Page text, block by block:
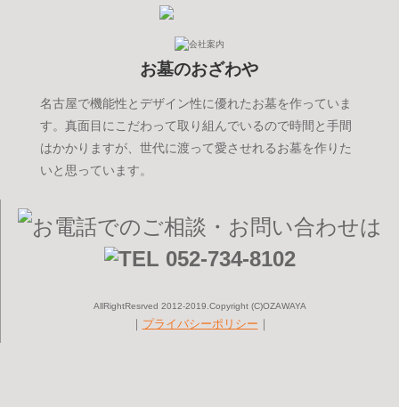
お墓のおざわや
名古屋で機能性とデザイン性に優れたお墓を作っていま
す。真面目にこだわって取り組んでいるので時間と手間
はかかりますが、世代に渡って愛させれるお墓を作りた
いと思っています。
AllRightResrved 2012-2019.Copyright (C)OZAWAYA
｜ プライバシーポリシー ｜